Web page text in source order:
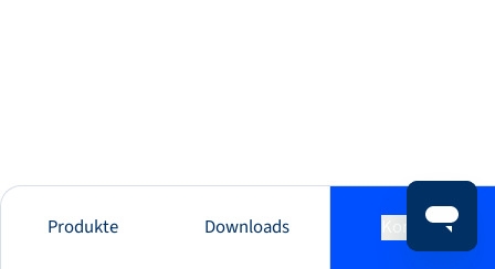
Produkte Downloads Kontakt